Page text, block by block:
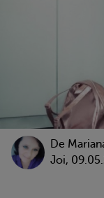
De
Joi,